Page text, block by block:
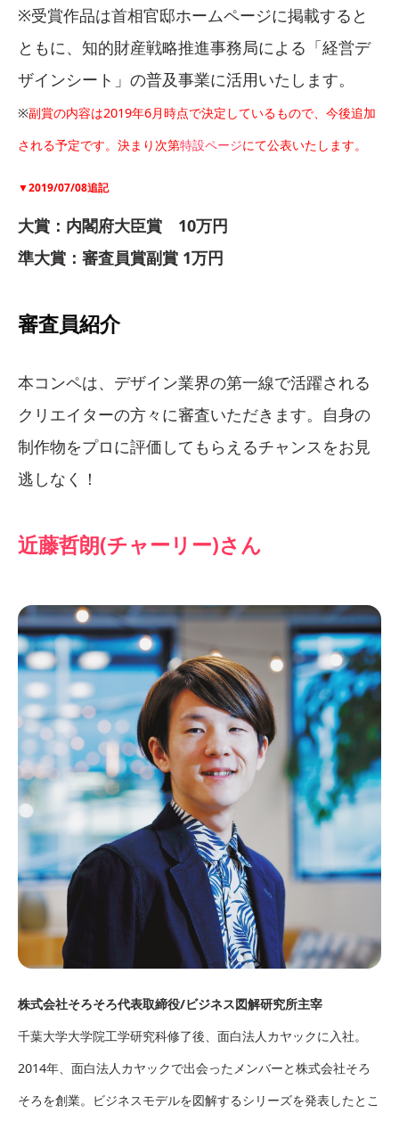
※受賞作品は首相官邸ホームページに掲載すると
ともに、知的財産戦略推進事務局による「経営デ
ザインシート」の普及事業に活用いたします。
※副賞の内容は2019年6月時点で決定しているもので、今後追加
される予定です。決まり次第特設ページにて公表いたします。
▼2019/07/08追記
大賞：内閣府大臣賞 10万円
準大賞：審査員賞副賞 1万円
審査員紹介
本コンペは、デザイン業界の第一線で活躍される
クリエイターの方々に審査いただきます。自身の
制作物をプロに評価してもらえるチャンスをお見
逃しなく！
近藤哲朗(チャーリー)さん
株式会社そろそろ代表取締役/ビジネス図解研究所主宰
千葉大学大学院工学研究科修了後、面白法人カヤックに入社。
2014年、面白法人カヤックで出会ったメンバーと株式会社そろ
そろを創業。ビジネスモデルを図解するシリーズを発表したとこ